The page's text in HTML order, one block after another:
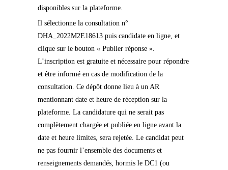
disponibles sur la plateforme.
Il sélectionne la consultation n°
DHA_2022M2E18613 puis candidate en ligne, et
clique sur le bouton « Publier réponse ».
L’inscription est gratuite et nécessaire pour répondre
et être informé en cas de modification de la
consultation. Ce dépôt donne lieu à un AR
mentionnant date et heure de réception sur la
plateforme. La candidature qui ne serait pas
complètement chargée et publiée en ligne avant la
date et heure limites, sera rejetée. Le candidat peut
ne pas fournir l’ensemble des documents et
renseignements demandés, hormis le DC1 (ou